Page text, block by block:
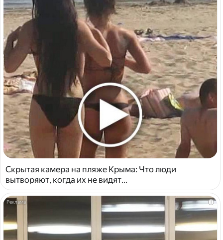
Скрытая камера на пляже Крыма: Что люди
вытворяют, когда их не видят...
i